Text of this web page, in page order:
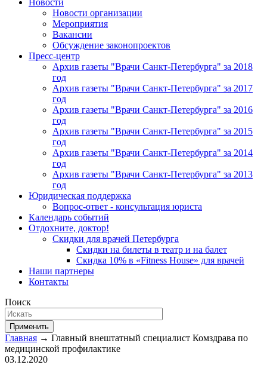
Новости
Новости организации
Мероприятия
Вакансии
Обсуждение законопроектов
Пресс-центр
Архив газеты "Врачи Санкт-Петербурга" за 2018
год
Архив газеты "Врачи Санкт-Петербурга" за 2017
год
Архив газеты "Врачи Санкт-Петербурга" за 2016
год
Архив газеты "Врачи Санкт-Петербурга" за 2015
год
Архив газеты "Врачи Санкт-Петербурга" за 2014
год
Архив газеты "Врачи Санкт-Петербурга" за 2013
год
Юридическая поддержка
Вопрос-ответ - консультация юриста
Календарь событий
Отдохните, доктор!
Скидки для врачей Петербурга
Скидки на билеты в театр и на балет
Скидка 10% в «Fitness House» для врачей
Наши партнеры
Контакты
Поиск
Применить
Главная → Главный внештатный специалист Комздрава по
медицинской профилактике
03.12.2020